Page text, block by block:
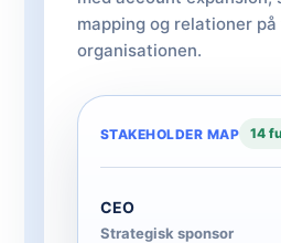
mapping og relationer
organisationen.
STAKEHOLDER MAP 14
CEO
Strategisk sponsor